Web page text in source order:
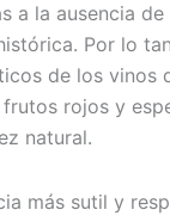
a la ausencia
Por lo
de los vinos
rojos y
natural.
más sutil y